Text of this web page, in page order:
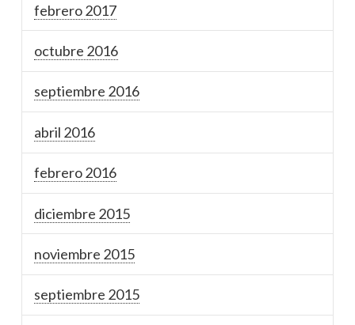
febrero 2017
octubre 2016
septiembre 2016
abril 2016
febrero 2016
diciembre 2015
noviembre 2015
septiembre 2015